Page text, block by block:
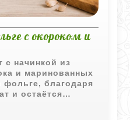
с окороком и
с начинкой из
и маринованных
фольге, благодаря
и остаётся
подходит как
так и для